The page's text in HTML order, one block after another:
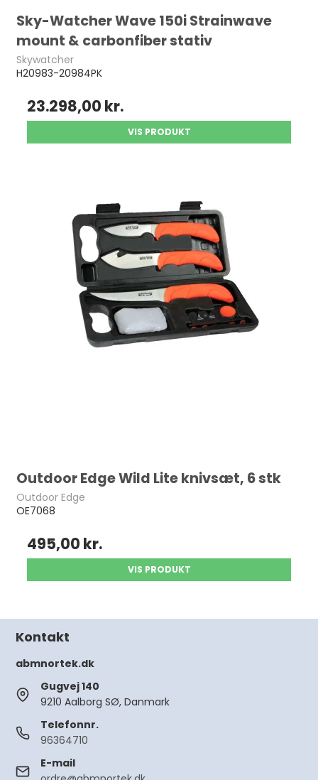
Sky-Watcher Wave 150i Strainwave
mount & carbonfiber stativ
Skywatcher
H20983-20984PK
23.298,00 kr.
VIS PRODUKT
Outdoor Edge Wild Lite knivsæt, 6 stk
Outdoor Edge
OE7068
495,00 kr.
VIS PRODUKT
Kontakt
abmnortek.dk
Gugvej 140
9210 Aalborg SØ, Danmark
Telefonnr.
96364710
E-mail